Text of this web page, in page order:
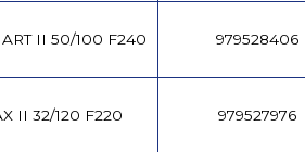
II 50/100 F240 979528406
II 32/120 F220 979527976